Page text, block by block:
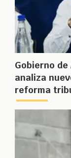
Gobierno
analiza
reforma